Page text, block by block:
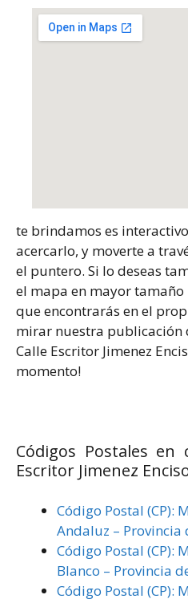
te brindamos es
acercarlo, y moverte a
el puntero. Si lo deseas
el mapa en mayor
que encontrarás en el
mirar nuestra publicación
Calle Escritor Jimenez
momento!
Códigos Postales en
Escritor Jimenez
Código Postal (CP):
Andaluz – Provincia
Código Postal (CP):
Blanco – Provincia
Código Postal (CP):